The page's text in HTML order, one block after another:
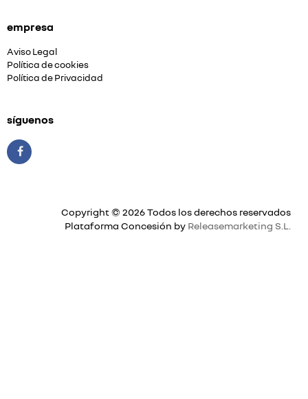
empresa
Aviso Legal
Política de cookies
Política de Privacidad
síguenos
Copyright © 2026 Todos los derechos reservados
Plataforma Concesión by Releasemarketing S.L.